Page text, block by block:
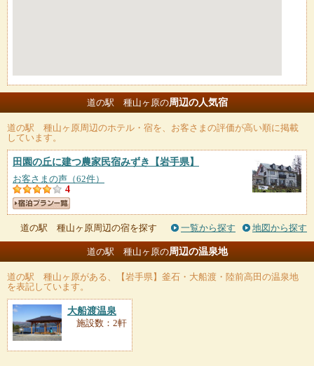
道の駅 種山ヶ原の周辺の人気宿
道の駅 種山ヶ原周辺のホテル・宿を、お客さまの評価が高い順に掲載
しています。
田園の丘に建つ農家民宿みずき 【岩手県】
お客さまの声（62件）
4
道の駅 種山ヶ原周辺の宿を探す 一覧から探す 地図から探す
道の駅 種山ヶ原の周辺の温泉地
道の駅 種山ヶ原がある、【岩手県】釜石・大船渡・陸前高田の温泉地
を表記しています。
大船渡温泉
施設数：2軒